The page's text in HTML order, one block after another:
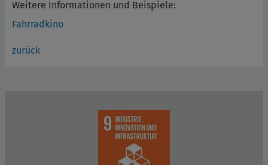
Weitere Informationen und Beispiele:
Fahrradkino
zurück